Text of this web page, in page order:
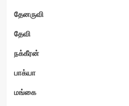
தேனருவி
தேவி
நக்கீரன்
பாக்யா
மங்கை